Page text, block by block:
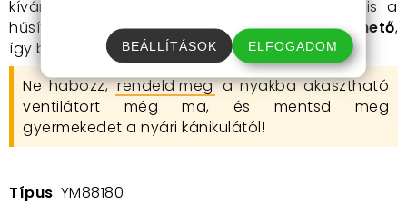
kívánt sebességfokozatra, és már élvezheti is a
hűsítő szellőt! A ventilátorUSB-C kábellel tölthető,
így bárhol könnyedén feltöltheted.
Ne habozz,rendeld mega nyakba akasztható
ventilátort még ma, és mentsd meg
gyermekedet a nyári kánikulától!
Típus: YM88180
BEÁLLÍTÁSOK ELFOGADOM